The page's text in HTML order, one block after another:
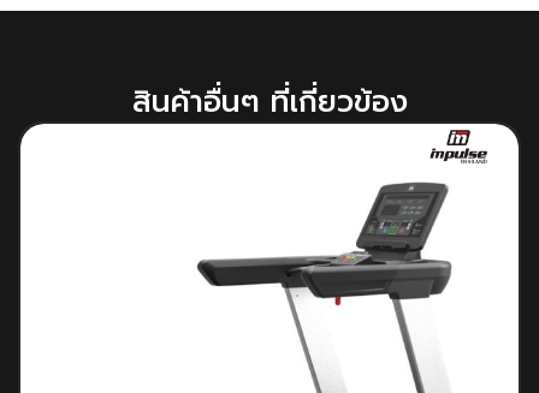
สินค้าอื่นๆ ที่เกี่ยวข้อง